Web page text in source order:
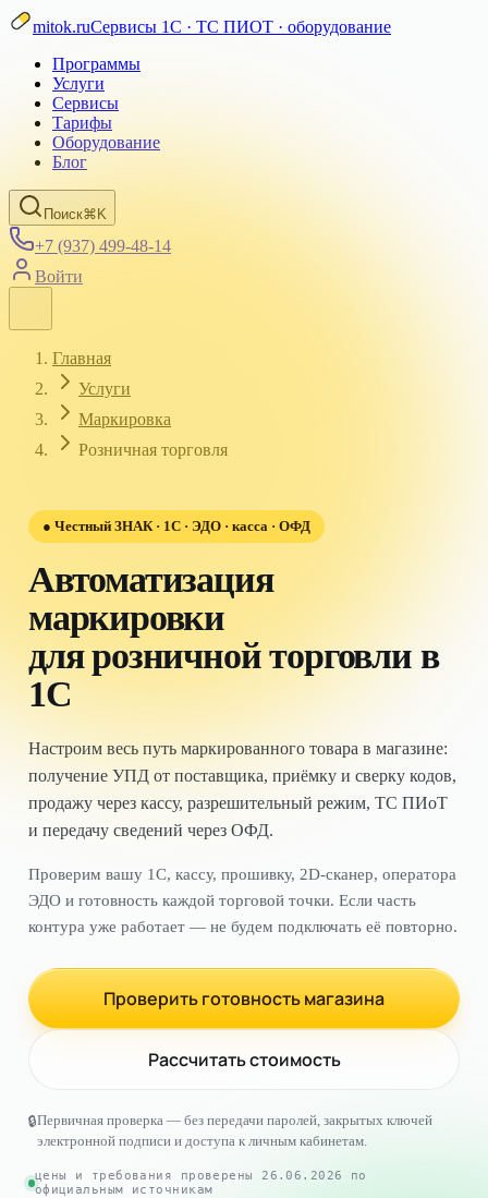
mitok.ruСервисы 1С · ТС ПИОТ · оборудование
Программы
Услуги
Сервисы
Тарифы
Оборудование
Блог
Поиск⌘K
+7 (937) 499-48-14
Войти
Главная
Услуги
Маркировка
Розничная торговля
● Честный ЗНАК · 1С · ЭДО · касса · ОФД
Автоматизация
маркировки
для розничной торговли в
1С
Настроим весь путь маркированного товара в магазине:
получение УПД от поставщика, приёмку и сверку кодов,
продажу через кассу, разрешительный режим, ТС ПИоТ
и передачу сведений через ОФД.
Проверим вашу 1С, кассу, прошивку, 2D-сканер, оператора
ЭДО и готовность каждой торговой точки. Если часть
контура уже работает — не будем подключать её повторно.
Проверить готовность магазина
Рассчитать стоимость
🔒Первичная проверка — без передачи паролей, закрытых ключей
электронной подписи и доступа к личным кабинетам.
цены и требования проверены 26.06.2026
по
официальным источникам